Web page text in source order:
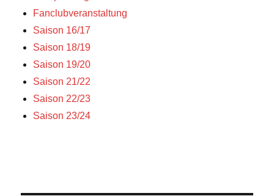
Fanclubveranstaltung
Saison 16/17
Saison 18/19
Saison 19/20
Saison 21/22
Saison 22/23
Saison 23/24